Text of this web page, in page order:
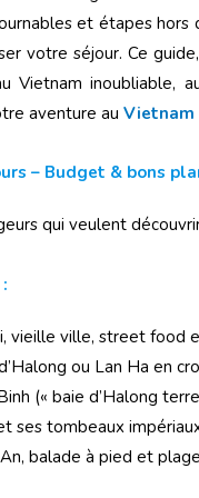
et étapes
votre séjour. Ce
Vietnam inoubliable,
aventure au Vietnam
– Budget & bons
qui veulent
vieille ville, street food
ou Lan Ha en
(« baie d’Halong
ses tombeaux
balade à pied et